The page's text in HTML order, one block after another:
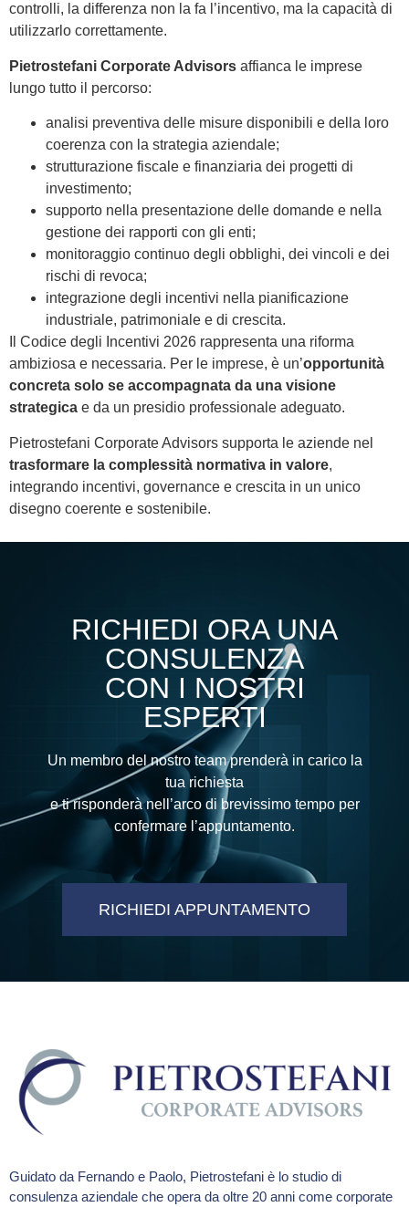
controlli, la differenza non la fa l’incentivo, ma la capacità di
utilizzarlo correttamente.
Pietrostefani Corporate Advisors affianca le imprese
lungo tutto il percorso:
analisi preventiva delle misure disponibili e della loro
coerenza con la strategia aziendale;
strutturazione fiscale e finanziaria dei progetti di
investimento;
supporto nella presentazione delle domande e nella
gestione dei rapporti con gli enti;
monitoraggio continuo degli obblighi, dei vincoli e dei
rischi di revoca;
integrazione degli incentivi nella pianificazione
industriale, patrimoniale e di crescita.
Il Codice degli Incentivi 2026 rappresenta una riforma
ambiziosa e necessaria. Per le imprese, è un’opportunità
concreta solo se accompagnata da una visione
strategica e da un presidio professionale adeguato.
Pietrostefani Corporate Advisors supporta le aziende nel
trasformare la complessità normativa in valore,
integrando incentivi, governance e crescita in un unico
disegno coerente e sostenibile.
RICHIEDI ORA UNA
CONSULENZA
CON I NOSTRI
ESPERTI
Un membro del nostro team prenderà in carico la
tua richiesta
e ti risponderà nell’arco di brevissimo tempo per
confermare l’appuntamento.
RICHIEDI APPUNTAMENTO
Guidato da Fernando e Paolo, Pietrostefani è lo studio di
consulenza aziendale che opera da oltre 20 anni come corporate